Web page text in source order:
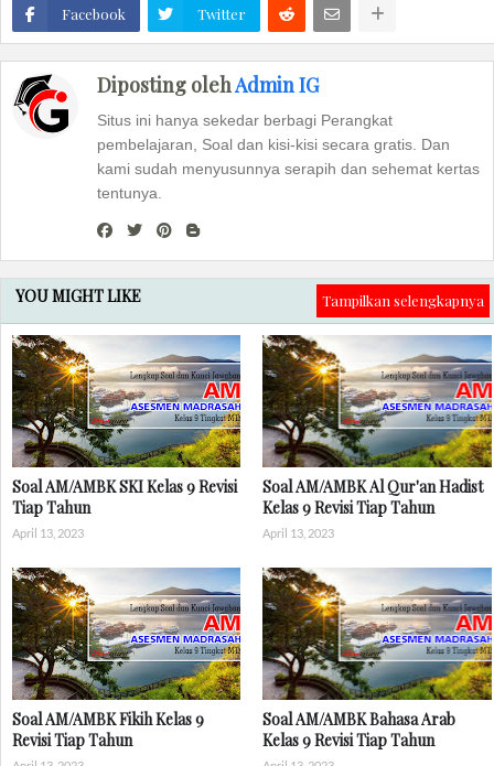
Facebook Twitter
Diposting olehAdmin IG
Situs ini hanya sekedar berbagi Perangkat
pembelajaran, Soal dan kisi-kisi secara gratis. Dan
kami sudah menyusunnya serapih dan sehemat kertas
tentunya.
YOU MIGHT LIKE Tampilkan selengkapnya
Soal AM/AMBK SKI Kelas 9 Revisi
Tiap Tahun
April 13, 2023
Soal AM/AMBK Al Qur'an Hadist
Kelas 9 Revisi Tiap Tahun
April 13, 2023
Soal AM/AMBK Fikih Kelas 9
Revisi Tiap Tahun
Soal AM/AMBK Bahasa Arab
Kelas 9 Revisi Tiap Tahun